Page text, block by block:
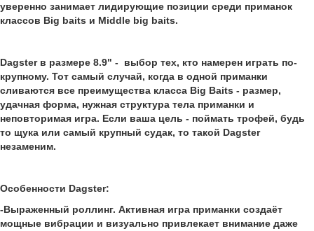
уверенно занимает лидирующие позиции среди приманок
классов Big baits и Middle big baits.
Dagster в размере 8.9" - выбор тех, кто намерен играть по-
крупному. Тот самый случай, когда в одной приманки
сливаются все преимущества класса Big Baits - размер,
удачная форма, нужная структура тела приманки и
неповторимая игра. Если ваша цель - поймать трофей, будь
то щука или самый крупный судак, то такой Dagster
незаменим.
Особенности Dagster:
-Выраженный роллинг. Активная игра приманки создаёт
мощные вибрации и визуально привлекает внимание даже